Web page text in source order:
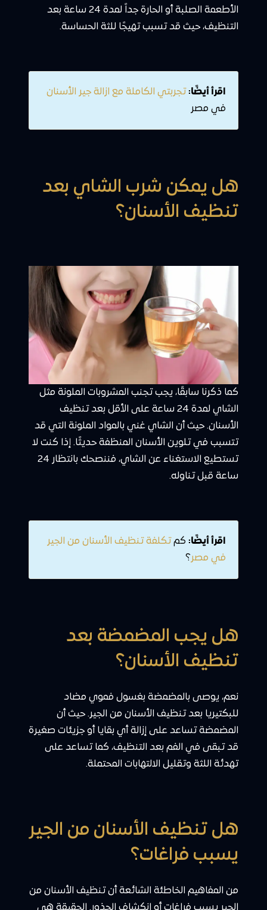
الأطعمة الصلبة أو الحارة جداً لمدة 24 ساعة بعد
التنظيف، حيث قد تسبب تهيجًا للثة الحساسة.
اقرأ أيضًا: تجربتي الكاملة مع ازالة جير الأسنان
في مصر
هل يمكن شرب الشاي بعد
تنظيف الأسنان؟
كما ذكرنا سابقًا، يجب تجنب المشروبات الملونة مثل
الشاي لمدة 24 ساعة على الأقل بعد تنظيف
الأسنان. حيث أن الشاي غني بالمواد الملونة التي قد
تتسبب في تلوين الأسنان المنظفة حديثًا. إذا كنت لا
تستطيع الاستغناء عن الشاي، فننصحك بانتظار 24
ساعة قبل تناوله.
اقرأ أيضًا: كمتكلفة تنظيف الأسنان من الجير
في مصر؟
هل يجب المضمضة بعد
تنظيف الأسنان؟
نعم، يوصى بالمضمضة بغسول فموي مضاد
للبكتيريا بعد تنظيف الأسنان من الجير. حيث أن
المضمضة تساعد على إزالة أي بقايا أو جزيئات صغيرة
قد تبقى في الفم بعد التنظيف، كما تساعد على
تهدئة اللثة وتقليل الالتهابات المحتملة.
هل تنظيف الأسنان من الجير
يسبب فراغات؟
من المفاهيم الخاطئة الشائعة أن تنظيف الأسنان من
الجير يسبب فراغات أو انكشاف الجذور. الحقيقة هي